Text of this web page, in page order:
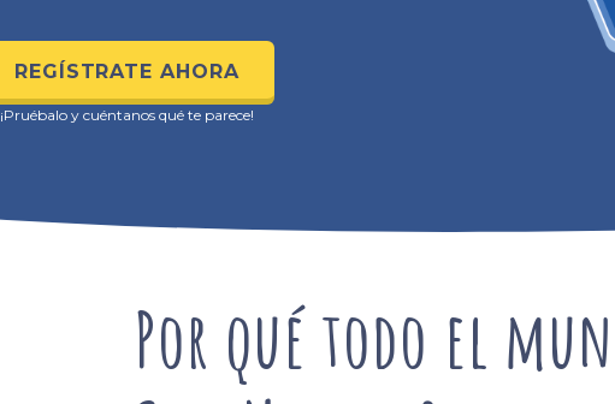
REGÍSTRATE AHORA
¡Pruébalo y cuéntanos qué te parece!
Por qué todo el